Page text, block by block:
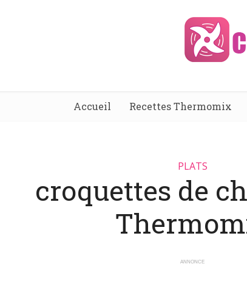
Accueil Recettes Thermomix
PLATS
croquettes de
ANNONCE